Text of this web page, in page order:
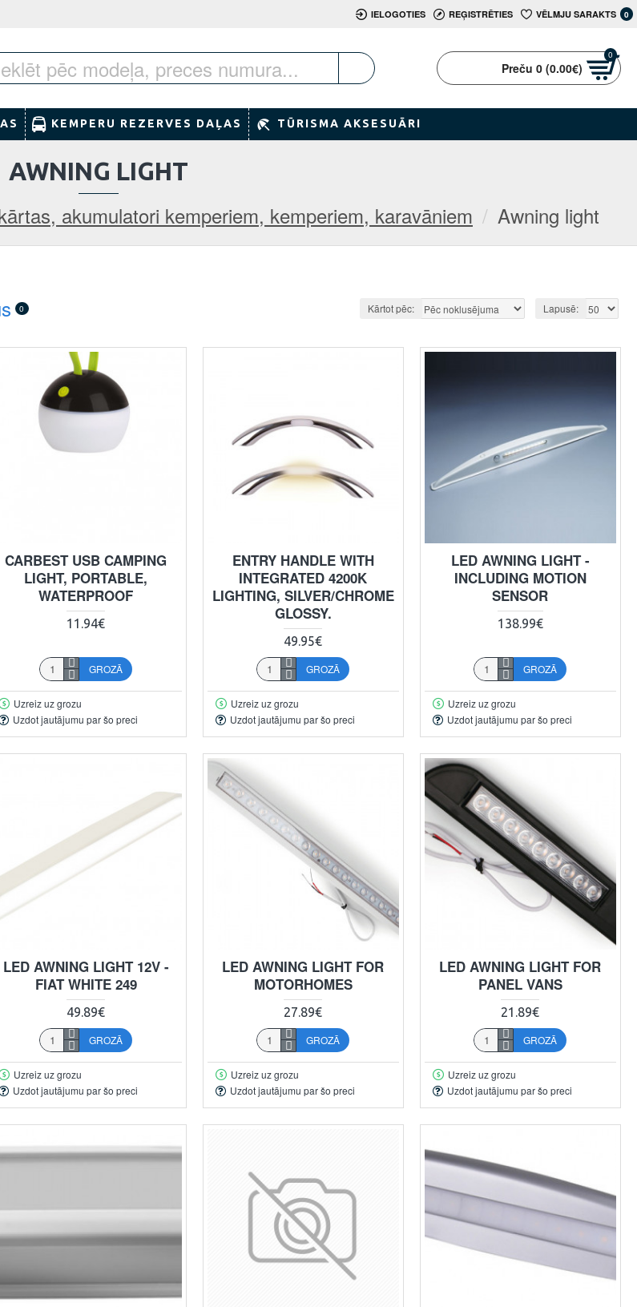
IELOGOTIES REĢISTRĒTIES VĒLMJU SARAKTS 0
Preču 0 (0.00€)
0
KEMPERU REZERVES DAĻAS TŪRISMA AKSESUĀRI
akumulatori kemperiem, kemperiem, karavāniem Awning light
AWNING LIGHT
0 Kārtot pēc: Lapusē:
CARBEST USB CAMPING
LIGHT, PORTABLE,
WATERPROOF
11.94€
GROZĀ
Uzreiz uz grozu
Uzdot jautājumu par šo preci
ENTRY HANDLE WITH
INTEGRATED 4200K
LIGHTING, SILVER/CHROME
GLOSSY.
49.95€
GROZĀ
Uzreiz uz grozu
Uzdot jautājumu par šo preci
LED AWNING LIGHT -
INCLUDING MOTION
SENSOR
138.99€
GROZĀ
Uzreiz uz grozu
Uzdot jautājumu par šo preci
LED AWNING LIGHT 12V -
FIAT WHITE 249
49.89€
GROZĀ
Uzreiz uz grozu
Uzdot jautājumu par šo preci
LED AWNING LIGHT FOR
MOTORHOMES
27.89€
GROZĀ
Uzreiz uz grozu
Uzdot jautājumu par šo preci
LED AWNING LIGHT FOR
PANEL VANS
21.89€
GROZĀ
Uzreiz uz grozu
Uzdot jautājumu par šo preci